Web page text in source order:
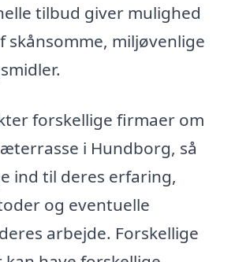
tilbud giver mulighed
skånsomme, miljøvenlige
forskellige firmaer om
i Hundborg, så
ind til deres erfaring,
og eventuelle
arbejde. Forskellige